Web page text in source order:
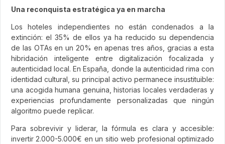
Una reconquista estratégica ya en marcha
Los hoteles independientes no están condenados a la
extinción: el 35% de ellos ya ha reducido su dependencia
de las OTAs en un 20% en apenas tres años, gracias a esta
hibridación inteligente entre digitalización focalizada y
autenticidad local. En España, donde la autenticidad rima con
identidad cultural, su principal activo permanece insustituible:
una acogida humana genuina, historias locales verdaderas y
experiencias profundamente personalizadas que ningún
algoritmo puede replicar.
Para sobrevivir y liderar, la fórmula es clara y accesible:
invertir 2.000-5.000€ en un sitio web profesional optimizado